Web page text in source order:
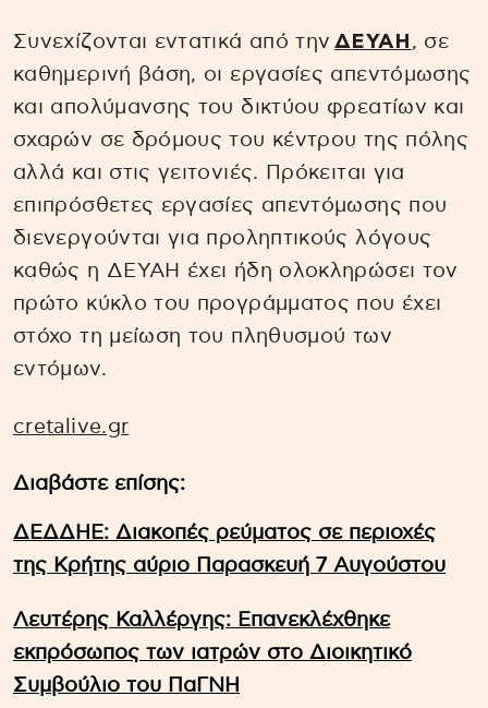
Συνεχίζονται εντατικά από την ΔΕΥΑΗ , σε
καθημερινή βάση, οι εργασίες απεντόμωσης
και απολύμανσης του δικτύου φρεατίων και
σχαρών σε δρόμους του κέντρου της πόλης
αλλά και στις γειτονιές. Πρόκειται για
επιπρόσθετες εργασίες απεντόμωσης που
διενεργούνται για προληπτικούς λόγους
καθώς η ΔΕΥΑΗ έχει ήδη ολοκληρώσει τον
πρώτο κύκλο του προγράμματος που έχει
στόχο τη μείωση του πληθυσμού των
εντόμων.
cretalive.gr
Διαβάστε επίσης:
ΔΕΔΔΗΕ: Διακοπές ρεύματος σε περιοχές
της Κρήτης αύριο Παρασκευή 7 Αυγούστου
Λευτέρης Καλλέργης: Επανεκλέχθηκε
εκπρόσωπος των ιατρών στο Διοικητικό
Συμβούλιο του ΠαΓΝΗ